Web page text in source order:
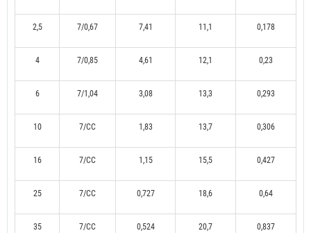
2,5 7/0,67 7,41 11,1 0,178
4 7/0,85 4,61 12,1 0,23
6 7/1,04 3,08 13,3 0,293
10 7/CC 1,83 13,7 0,306
16 7/CC 1,15 15,5 0,427
25 7/CC 0,727 18,6 0,64
35 7/CC 0,524 20,7 0,837